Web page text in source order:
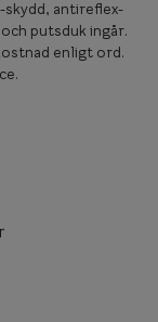
skydd, antireflex-
putsduk ingår.
enligt ord.